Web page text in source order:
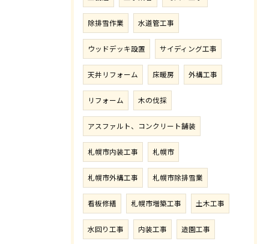
除排雪作業 水道管工事
ウッドデッキ設置 サイディング工事
天井リフォーム 床暖房 外構工事
リフォーム 木の伐採
アスファルト、コンクリート舗装
札幌市内装工事 札幌市
札幌市外構工事 札幌市除排雪業
看板修繕 札幌市増築工事 土木工事
水回り工事 内装工事 造園工事